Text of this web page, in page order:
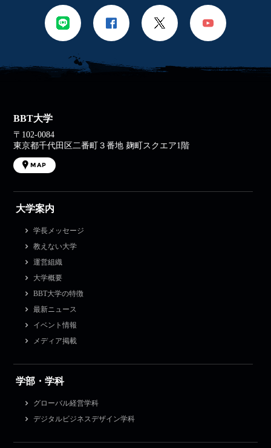
BBT大学
〒102-0084
東京都千代田区二番町３番地 麹町スクエア1階
MAP
大学案内
学長メッセージ
教えない大学
運営組織
大学概要
BBT大学の特徴
最新ニュース
イベント情報
メディア掲載
学部・学科
グローバル経営学科
デジタルビジネスデザイン学科